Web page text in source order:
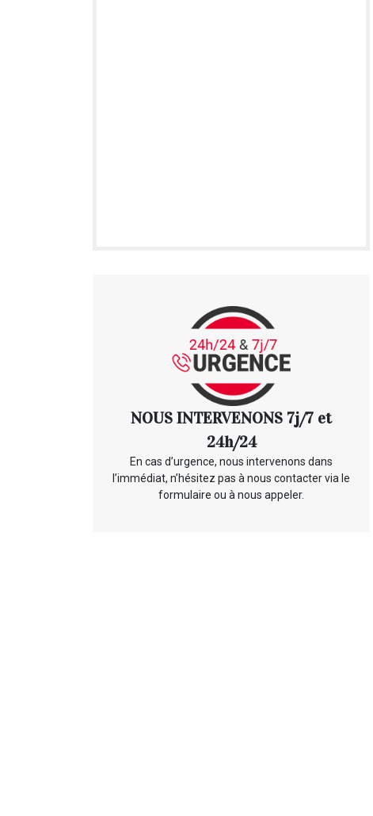
NOUS INTERVENONS 7j/7 et
24h/24
En cas d’urgence, nous intervenons dans
l’immédiat, n’hésitez pas à nous contacter via le
formulaire ou à nous appeler.